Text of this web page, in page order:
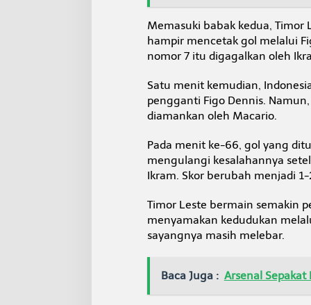
Memasuki babak kedua,
hampir mencetak gol melalui
nomor 7 itu digagalkan oleh
Satu menit kemudian,
pengganti Figo Dennis.
diamankan oleh Macario.
Pada menit ke-66, gol yang
mengulangi kesalahannya
Ikram. Skor berubah menjadi 1-
Timor Leste bermain semakin
menyamakan kedudukan
sayangnya masih melebar.
Baca Juga : Arsenal